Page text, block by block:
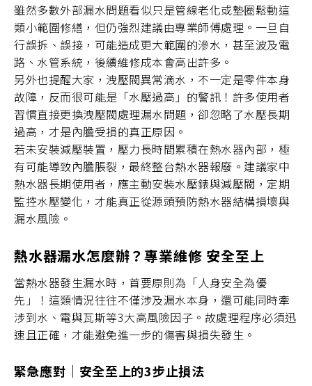
雖然多數外部漏水問題看似只是管線老化或墊圈鬆動這
類小範圍修繕，但仍強烈建議由專業師傅處理。一旦自
行誤拆、誤接，可能造成更大範圍的滲水，甚至波及電
路、水管系統，後續維修成本會高出許多。
另外也提醒大家，洩壓閥異常滴水，不一定是零件本身
故障，反而很可能是「水壓過高」的警訊！許多使用者
習慣直接更換洩壓閥處理漏水問題，卻忽略了水壓長期
過高，才是內膽受損的真正原因。
若未安裝減壓裝置，壓力長時間累積在熱水器內部，極
有可能導致內膽脹裂，最終整台熱水器報廢。建議家中
熱水器長期使用者，應主動安裝水壓錶與減壓閥，定期
監控水壓變化，才能真正從源頭預防熱水器結構損壞與
漏水風險。
熱水器漏水怎麼辦？專業維修 安全至上
當熱水器發生漏水時，首要原則為「人身安全為優
先」！這類情況往往不僅涉及漏水本身，還可能同時牽
涉到水、電與瓦斯等3大高風險因子。故處理程序必須迅
速且正確，才能避免進一步的傷害與損失發生。
緊急應對｜安全至上的3步止損法